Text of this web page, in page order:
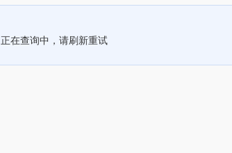
正在查询中，请刷新重试